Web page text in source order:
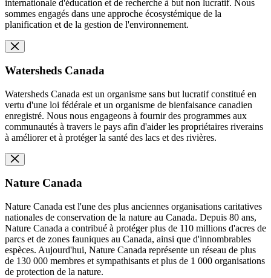
internationale d'éducation et de recherche à but non lucratif. Nous
sommes engagés dans une approche écosystémique de la
planification et de la gestion de l'environnement.
Watersheds Canada
Watersheds Canada est un organisme sans but lucratif constitué en
vertu d'une loi fédérale et un organisme de bienfaisance canadien
enregistré. Nous nous engageons à fournir des programmes aux
communautés à travers le pays afin d'aider les propriétaires riverains
à améliorer et à protéger la santé des lacs et des rivières.
Nature Canada
Nature Canada est l'une des plus anciennes organisations caritatives
nationales de conservation de la nature au Canada. Depuis 80 ans,
Nature Canada a contribué à protéger plus de 110 millions d'acres de
parcs et de zones fauniques au Canada, ainsi que d'innombrables
espèces. Aujourd'hui, Nature Canada représente un réseau de plus
de 130 000 membres et sympathisants et plus de 1 000 organisations
de protection de la nature.